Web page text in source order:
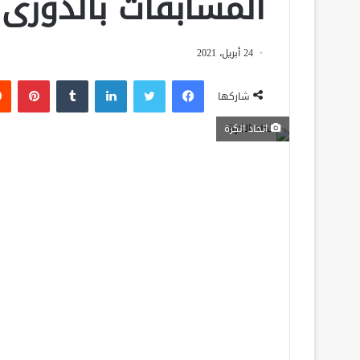
24 أبريل، 2021
شاركها
فيسبوك لينكدإن بينتيريست
اتحاد الكرة